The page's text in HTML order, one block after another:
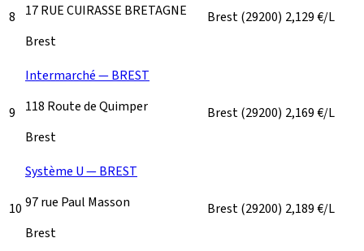
8
17 RUE CUIRASSE BRETAGNE
Brest
Brest(29200) 2,129€/L
9
Intermarché — BREST
118 Route de Quimper
Brest
Brest(29200) 2,169€/L
10
Système U — BREST
97 rue Paul Masson
Brest
Brest(29200) 2,189€/L